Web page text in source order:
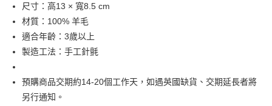
付款後7-11取貨
每筆NT$60
宅配
每筆NT$60，滿NT$1,000(含以上)免運費
海外配送 查看運費
尺寸：高13 × 寬8.5 cm
材質：100% 羊毛
適合年齡：3歲以上
製造工法：手工針氈
預購商品交期約14-20個工作天，如遇英國缺貨、交期延長者將
另行通知。